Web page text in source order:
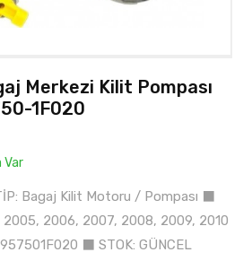
Merkezi Kilit Pompası
1F020
Bagaj Kilit Motoru / Pompası ⬛
2005, 2006, 2007, 2008, 2009, 2010
⬛ STOK: GÜNCEL